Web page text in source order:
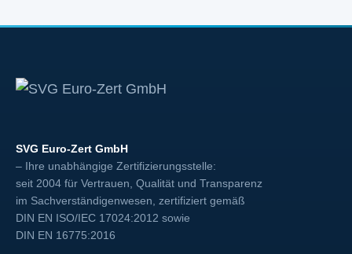
SVG Euro-Zert GmbH
– Ihre unabhängige Zertifizierungsstelle:
seit 2004 für Vertrauen, Qualität und Transparenz
im Sachverständigenwesen, zertifiziert gemäß
DIN EN ISO/IEC 17024:2012 sowie
DIN EN 16775:2016